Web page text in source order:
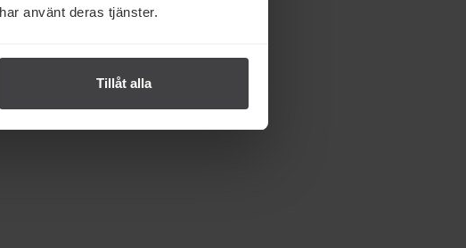
använt deras tjänster.
Tillåt alla